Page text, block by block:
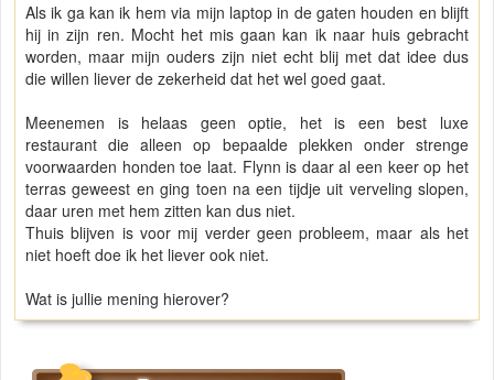
Als ik ga kan ik hem via mijn laptop in de gaten houden en blijft
hij in zijn ren. Mocht het mis gaan kan ik naar huis gebracht
worden, maar mijn ouders zijn niet echt blij met dat idee dus
die willen liever de zekerheid dat het wel goed gaat.
Meenemen is helaas geen optie, het is een best luxe
restaurant die alleen op bepaalde plekken onder strenge
voorwaarden honden toe laat. Flynn is daar al een keer op het
terras geweest en ging toen na een tijdje uit verveling slopen,
daar uren met hem zitten kan dus niet.
Thuis blijven is voor mij verder geen probleem, maar als het
niet hoeft doe ik het liever ook niet.
Wat is jullie mening hierover?